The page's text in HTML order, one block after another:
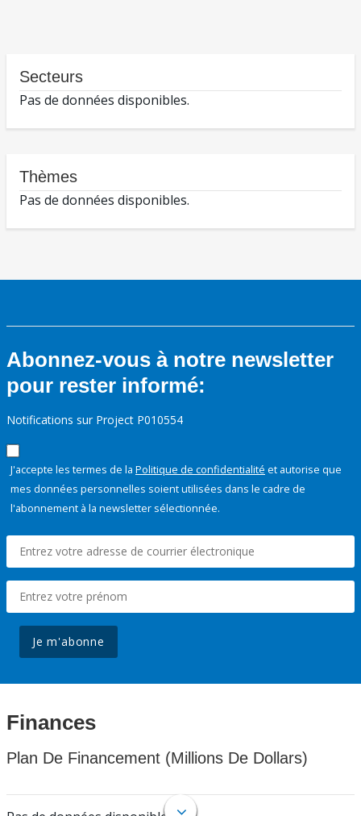
Secteurs
Pas de données disponibles.
Thèmes
Pas de données disponibles.
Abonnez-vous à notre newsletter
pour rester informé:
Notifications sur Project P010554
J'accepte les termes de la Politique de confidentialité et autorise que
mes données personnelles soient utilisées dans le cadre de
l'abonnement à la newsletter sélectionnée.
Je m'abonne
Finances
Plan De Financement (Millions De Dollars)